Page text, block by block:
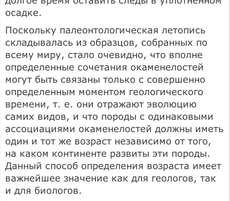
осадке.
Поскольку палеонтологическая летопись
складывалась из образцов, собранных по
всему миру, стало очевидно, что вполне
определенные сочетания окаменелостей
могут быть связаны только с совершенно
определенным моментом геологического
времени, т. е. они отражают эволюцию
самих видов, и что породы с одинаковыми
ассоциациями окаменелостей должны иметь
один и тот же возраст независимо от того,
на каком континенте развиты эти породы.
Данный способ определения возраста имеет
важнейшее значение как для геологов, так
и для биологов.